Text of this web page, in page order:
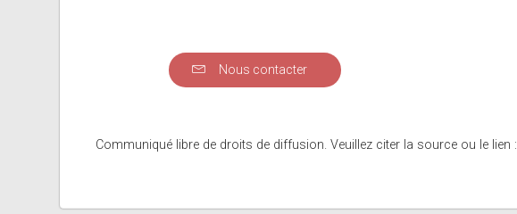
Nous contacter
Communiqué libre de droits de diffusion. Veuillez citer la source ou le lien :